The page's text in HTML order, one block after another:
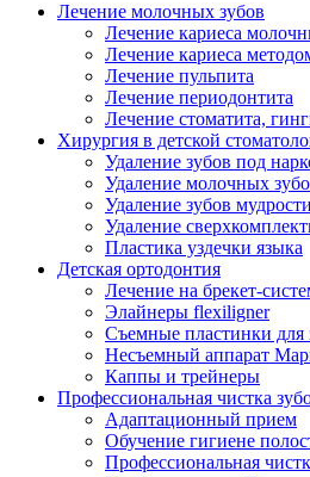
Лечение молочных зубов
Лечение кариеса
Лечение кариеса
Лечение пульпита
Лечение периодонтита
Лечение стоматита,
Хирургия в детской
Удаление зубов под
Удаление молочных
Удаление зубов мудрости
Удаление
Пластика уздечки языка
Детская ортодонтия
Лечение на брекет-
Элайнеры flexiligner
Съемные пластинки для
Несъемный аппарат
Каппы и трейнеры
Профессиональная чистка
Адаптационный прием
Обучение гигиене
Профессиональная